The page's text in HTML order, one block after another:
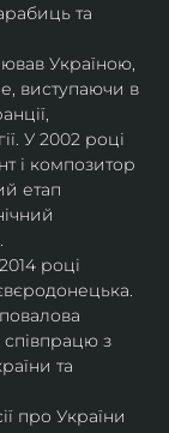
та
Україною,
виступаючи в
У 2002 році
і композитор
етап
році
з
та
про України